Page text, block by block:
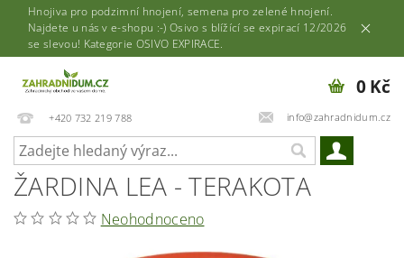
Hnojiva pro podzimní hnojení, semena pro zelené hnojení.
Najdete u nás v e-shopu :-) Osivo s blížící se expirací 12/2026
se slevou! Kategorie OSIVO EXPIRACE.
+420 732 219 788 info@zahradnidum.cz
0 Kč
ŽARDINA LEA - TERAKOTA
Neohodnoceno